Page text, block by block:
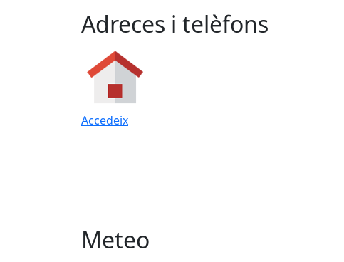
Adreces i telèfons
Accedeix
Meteo